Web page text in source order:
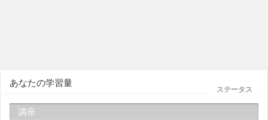
ステータス
あなたの学習量
講座